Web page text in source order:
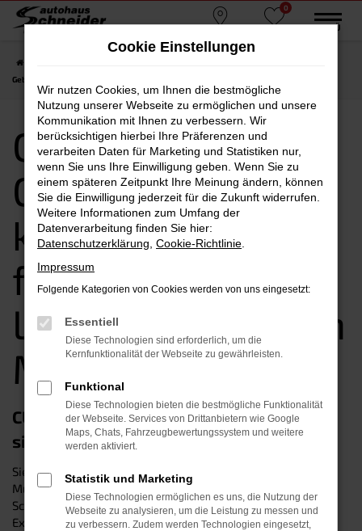
Zum
0
MENÜ
Gebrauchtwagen kaufen, leasen, finanzieren | Lieferservice nach München
CUPRA Ateca
Gebrauchtwagen
kaufen, leasen,
finanzieren |
Lieferservice nach
München
CUPRA Ateca Gebrauchtwagen – eine
sichere Wahl in München
Sie suchen nach einem CUPRA Ateca Gebrauchtwagen in
München? Dann sind Sie genau richtig im Autohaus
Schneider: Wir sind seit über 30 Jahren Ihr zuverlässiger
Experte beim Autokauf – und kennen die Vorzüge des
Cookie Einstellungen
Wir nutzen Cookies, um Ihnen die bestmögliche
Nutzung unserer Webseite zu ermöglichen und unsere
Kommunikation mit Ihnen zu verbessern. Wir
berücksichtigen hierbei Ihre Präferenzen und
verarbeiten Daten für Marketing und Statistiken nur,
wenn Sie uns Ihre Einwilligung geben. Wenn Sie zu
einem späteren Zeitpunkt Ihre Meinung ändern, können
Sie die Einwilligung jederzeit für die Zukunft widerrufen.
Weitere Informationen zum Umfang der
Datenverarbeitung finden Sie hier:
Datenschutzerklärung Cookie-Richtlinie
Impressum
Folgende Kategorien von Cookies werden von uns eingesetzt:
Essentiell
Diese Technologien sind erforderlich, um die
Kernfunktionalität der Webseite zu gewährleisten.
Funktional
Diese Technologien bieten die bestmögliche Funktionalität
der Webseite. Services von Drittanbietern wie Google
Maps, Chats, Fahrzeugbewertungssystem und weitere
werden aktiviert.
Statistik und Marketing
Diese Technologien ermöglichen es uns, die Nutzung der
Webseite zu analysieren, um die Leistung zu messen und
zu verbessern. Zudem werden Technologien eingesetzt,